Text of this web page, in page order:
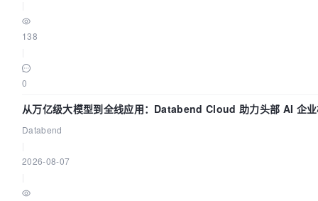
138
0
从万亿级大模型到全线应用：Databend Cloud 助力头部 AI 企
Trace 数据管道
Databend
2026-08-07